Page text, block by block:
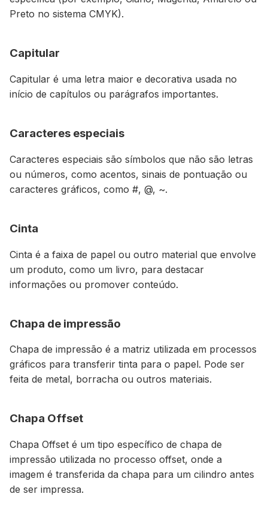
Preto no sistema CMYK).
Capitular
Capitular é uma letra maior e decorativa usada no
início de capítulos ou parágrafos importantes.
Caracteres especiais
Caracteres especiais são símbolos que não são letras
ou números, como acentos, sinais de pontuação ou
caracteres gráficos, como #, @, ~.
Cinta
Cinta é a faixa de papel ou outro material que envolve
um produto, como um livro, para destacar
informações ou promover conteúdo.
Chapa de impressão
Chapa de impressão é a matriz utilizada em processos
gráficos para transferir tinta para o papel. Pode ser
feita de metal, borracha ou outros materiais.
Chapa Offset
Chapa Offset é um tipo específico de chapa de
impressão utilizada no processo offset, onde a
imagem é transferida da chapa para um cilindro antes
de ser impressa.